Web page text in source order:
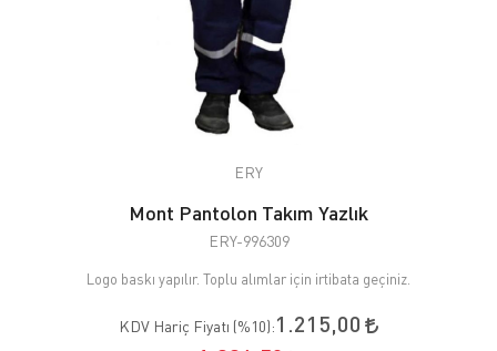
ERY
Mont Pantolon Takım Yazlık
ERY-996309
Logo baskı yapılır. Toplu alımlar için irtibata geçiniz.
KDV Hariç Fiyatı (%10):1.215,00